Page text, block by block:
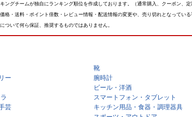
グチームが独自にランキング順位を作成しております。（通常購入、クーポン、
・送料・ポイント倍数・レビュー情報・配送情報の変更や、売り切れとなっている
いて何ら保証、推奨するものではありません。
靴
ー 腕時計
ビール・洋酒
スマートフォン・タブレット
芸 キッチン用品・食器・調理器具